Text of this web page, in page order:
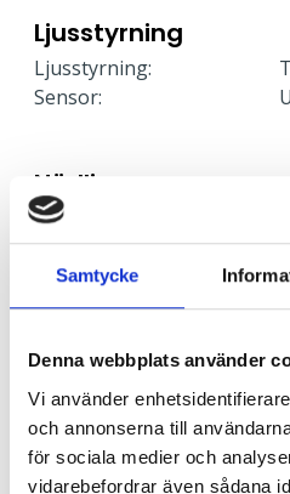
Samtycke
Denna webbplats använder
Vi använder
och annonserna till
för sociala medier och
vidarebefordrar även sådana
Ljusstyrning
Ljusstyrning:
Sensor:
Nödljus
Nödljus:
Anslutning
ansluts med
försedd med dubbla
vidarekoppling 5x2x2,5